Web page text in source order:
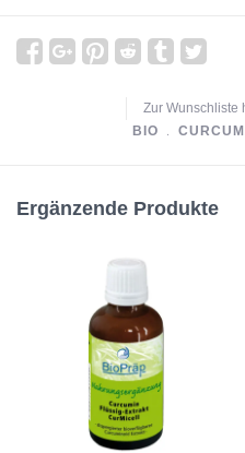
Zur Wunschliste
BIO ﹒
Ergänzende Produkte